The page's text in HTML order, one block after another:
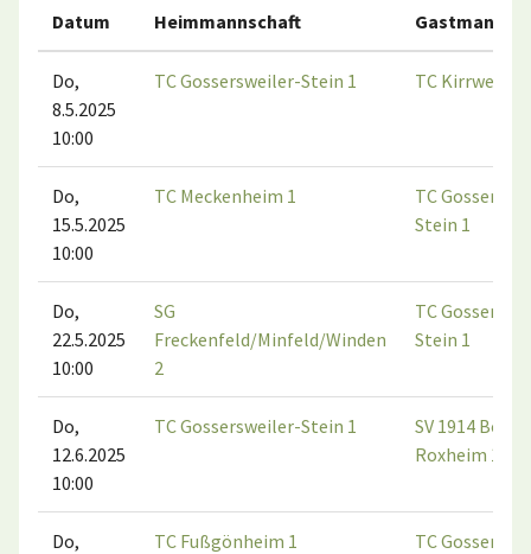
Datum Heimmannschaft
Do,
8.5.2025
10:00
TC Gossersweiler-Stein 1 TC Kirrweiler
Do,
15.5.2025
10:00
TC Meckenheim 1
TC
Stein 1
Do,
22.5.2025
10:00
SG
Freckenfeld/Minfeld/Winden
2
TC
Stein 1
Do,
12.6.2025
10:00
TC Gossersweiler-Stein 1
SV 1914
Roxheim 1
Do,
TC Fußgönheim 1
TC